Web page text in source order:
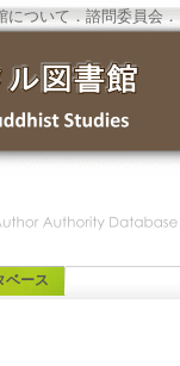
について ．諮問委員会 ．
ベース